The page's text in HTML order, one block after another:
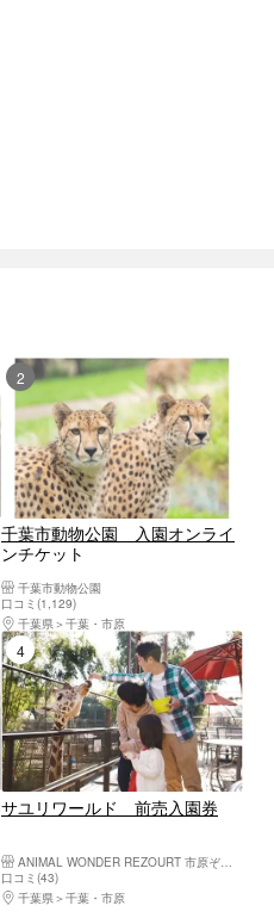
2位
千葉市動物公園 入園オンライ
ンチケット
千葉市動物公園
口コミ(1,129)
千葉県
千葉・市原
4位
サユリワールド 前売入園券
口コミ(43)
千葉県
千葉・市原